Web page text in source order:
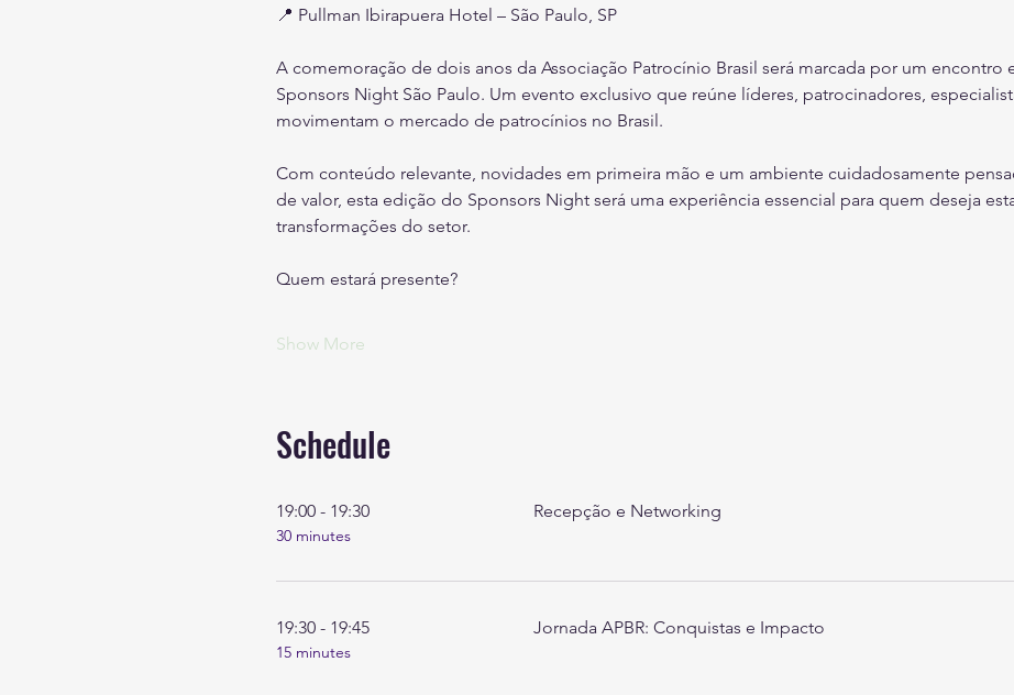
📍 Pullman Ibirapuera Hotel – São Paulo, SP
A comemoração de dois anos da Associação Patrocínio Brasil será marcada por um encontro
Sponsors Night São Paulo. Um evento exclusivo que reúne líderes, patrocinadores,
movimentam o mercado de patrocínios no Brasil.
Com conteúdo relevante, novidades em primeira mão e um ambiente cuidadosamente
de valor, esta edição do Sponsors Night será uma experiência essencial para quem deseja
transformações do setor.
Quem estará presente?
Show More
Schedule
19:00 - 19:30
30 minutes
Recepção e Networking
19:30 - 19:45
15 minutes
Jornada APBR: Conquistas e Impacto